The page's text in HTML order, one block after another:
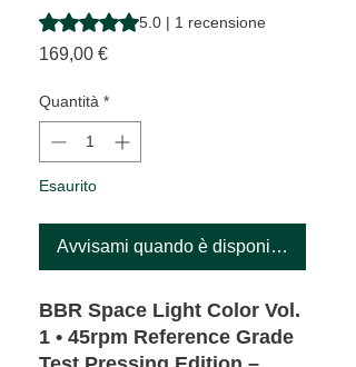
Sulla base di 1 recensione, la
5.0 | 1 recensione
169,00 €Prezzo
Quantità *
Esaurito
Avvisami quando è disponibile
BBR Space Light Color Vol.
1 • 45rpm Reference Grade